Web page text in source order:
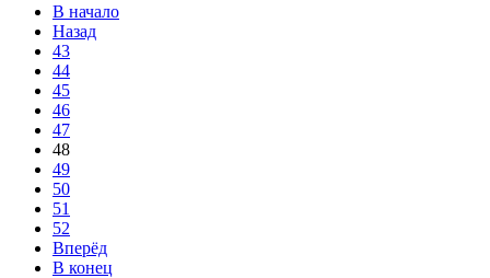
В начало
Назад
43
44
45
46
47
48
49
50
51
52
Вперёд
В конец